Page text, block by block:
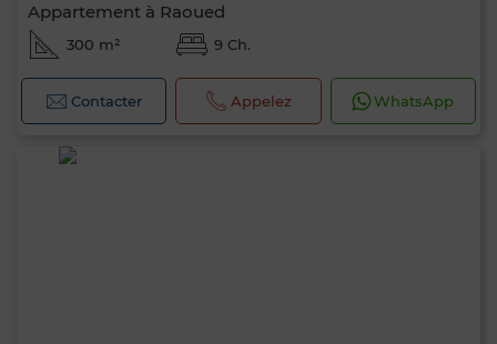
Appartement à Raoued
300 m² 9 Ch.
Contacter Appelez WhatsApp